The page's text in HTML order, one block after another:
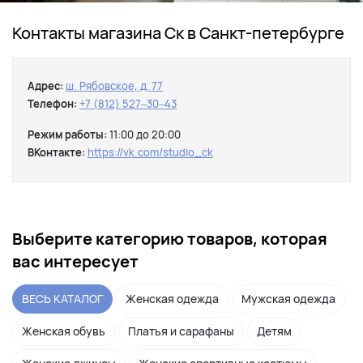
Контакты магазина Ск в Санкт-петербурге
Адрес: ш. Рябовское, д. 77
Телефон: +7 (812) 527‒30‒43
Режим работы: 11:00 до 20:00
ВКонтакте: https://vk.com/studio_ck
Выберите категорию товаров, которая
вас интересует
ВЕСЬ КАТАЛОГ Женская одежда Мужская одежда
Женская обувь Платья и сарафаны Детям